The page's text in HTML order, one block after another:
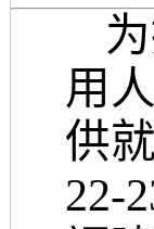
为
用
供
22-